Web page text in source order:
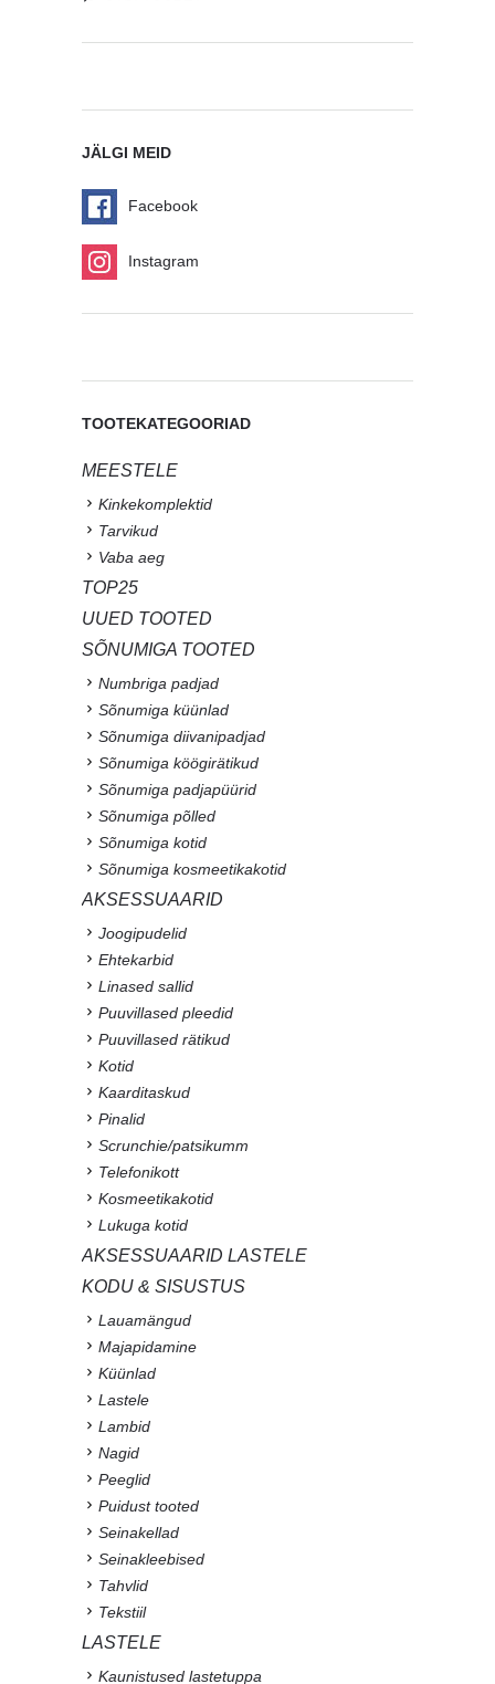
JÄLGI MEID
Facebook
Instagram
TOOTEKATEGOORIAD
MEESTELE
Kinkekomplektid
Tarvikud
Vaba aeg
TOP25
UUED TOOTED
SÕNUMIGA TOOTED
Numbriga padjad
Sõnumiga küünlad
Sõnumiga diivanipadjad
Sõnumiga köögirätikud
Sõnumiga padjapüürid
Sõnumiga põlled
Sõnumiga kotid
Sõnumiga kosmeetikakotid
AKSESSUAARID
Joogipudelid
Ehtekarbid
Linased sallid
Puuvillased pleedid
Puuvillased rätikud
Kotid
Kaarditaskud
Pinalid
Scrunchie/patsikumm
Telefonikott
Kosmeetikakotid
Lukuga kotid
AKSESSUAARID LASTELE
KODU & SISUSTUS
Lauamängud
Majapidamine
Küünlad
Lastele
Lambid
Nagid
Peeglid
Puidust tooted
Seinakellad
Seinakleebised
Tahvlid
Tekstiil
LASTELE
Kaunistused lastetuppa